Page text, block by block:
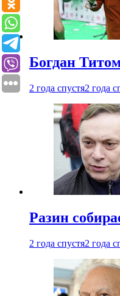
Богдан
2 года спустя2 года
Разин
2 года спустя2 года